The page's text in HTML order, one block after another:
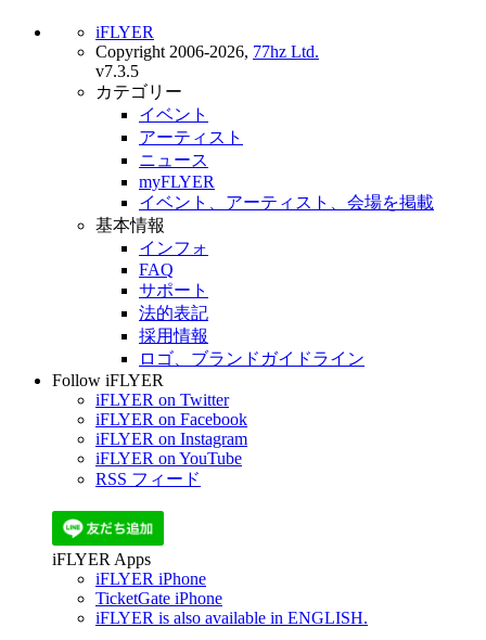
iFLYER
Copyright 2006-2026, 77hz Ltd.
v7.3.5
カテゴリー
イベント
アーティスト
ニュース
myFLYER
イベント、アーティスト、会場を掲載
基本情報
インフォ
FAQ
サポート
法的表記
採用情報
ロゴ、ブランドガイドライン
Follow iFLYER
iFLYER on Twitter
iFLYER on Facebook
iFLYER on Instagram
iFLYER on YouTube
RSS フィード
iFLYER Apps
iFLYER iPhone
TicketGate iPhone
iFLYER is also available in ENGLISH.